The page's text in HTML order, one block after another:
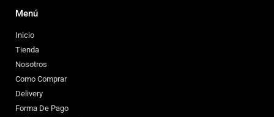
Menú
Inicio
Tienda
Nosotros
Como Comprar
Delivery
Forma De Pago